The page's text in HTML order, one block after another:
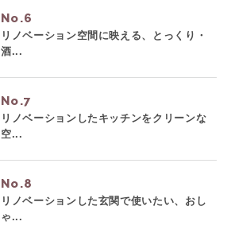
No.
リノベーション空間に映える、とっくり・
酒...
No.
リノベーションしたキッチンをクリーンな
空...
No.
リノベーションした玄関で使いたい、おし
ゃ...